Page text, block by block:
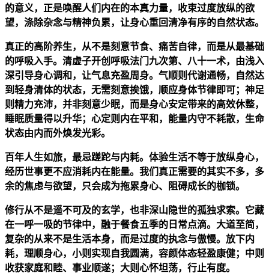
的意义，正是唤醒人们内在的本真力量，收束过度放纵的欲
望，涤除杂念与精神负累，让身心重回清净有序的自然状态。
真正的高阶养生，从不是刻意节食、痛苦自律，而是从最基础
的呼吸入手。清虚子开创呼吸法门九次第、八十一术，由浅入
深引导身心调和，让气息充盈周身。气顺则代谢通畅，自然达
到轻身清体的状态，无需刻意挨饿，顺应身体节律即可；神足
则精力充沛，并非刻意少眠，而是身心安定带来的高效休整，
睡眠质量得以升华；心定则内在平和，能量内守不耗散，生命
状态由内而外焕发光彩。
百年人生如旅，最忌蹉跎与内耗。体验生活不等于放纵身心，
经历世事更不应消耗内在能量。我们真正需要的其实不多，多
余的焦虑与欲望，只会成为拖累身心、阻碍成长的枷锁。
修行从不是遥不可及的玄学，也非深山隐世的孤独求索。它藏
在一呼一吸的节律中，融于餐食五季的日常点滴。大道至简，
复杂的从来不是生活本身，而是过度的执念与傲慢。放下内
耗，理顺身心，小则实现自我圆满，容颜体态轻盈康健；中则
收获家庭和睦、事业顺遂；大则心怀坦荡，行止有度。